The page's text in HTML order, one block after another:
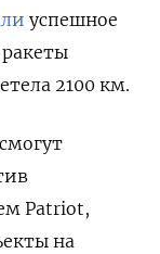
успешное
2100 км.
Patriot,
на